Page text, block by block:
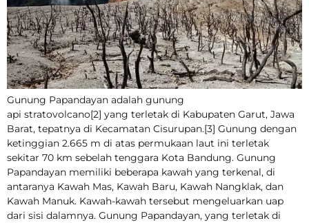
Gunung Papandayan adalah gunung
api stratovolcano[2] yang terletak di Kabupaten Garut, Jawa
Barat, tepatnya di Kecamatan Cisurupan.[3] Gunung dengan
ketinggian 2.665 m di atas permukaan laut ini terletak
sekitar 70 km sebelah tenggara Kota Bandung. Gunung
Papandayan memiliki beberapa kawah yang terkenal, di
antaranya Kawah Mas, Kawah Baru, Kawah Nangklak, dan
Kawah Manuk. Kawah-kawah tersebut mengeluarkan uap
dari sisi dalamnya. Gunung Papandayan, yang terletak di